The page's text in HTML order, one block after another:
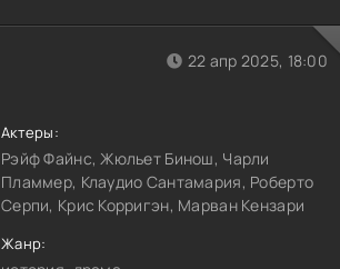
22 апр 2025, 18:00
Актеры:
Рэйф Файнс, Жюльет Бинош, Чарли
Пламмер, Клаудио Сантамария, Роберто
Серпи, Крис Корригэн, Марван Кензари
Жанр: